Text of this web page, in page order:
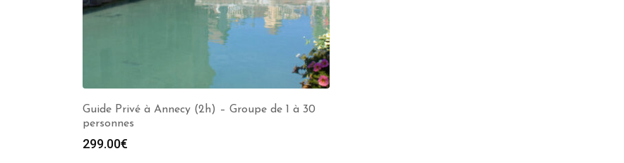
Guide Privé à Annecy (2h) – Groupe de 1 à 30
personnes
299.00€